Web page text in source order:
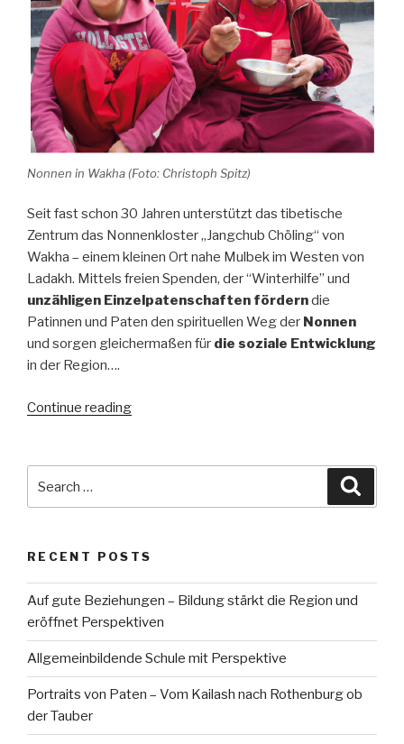
Nonnen in Wakha (Foto: Christoph Spitz)
Seit fast schon 30 Jahren unterstützt das tibetische
Zentrum das Nonnenkloster „Jangchub Chöling“ von
Wakha – einem kleinen Ort nahe Mulbek im Westen von
Ladakh. Mittels freien Spenden, der “Winterhilfe” und
unzähligen Einzelpatenschaften förderndie
Patinnen und Paten den spirituellen Weg der Nonnen
und sorgen gleichermaßen für die soziale Entwicklung
in der Region….
Continue reading“Neuer
alles
for:
RECENT POSTS
Auf gute Beziehungen – Bildung stärkt die Region und
eröffnet Perspektiven
Allgemeinbildende Schule mit Perspektive
Portraits von Paten – Vom Kailash nach Rothenburg ob
der Tauber